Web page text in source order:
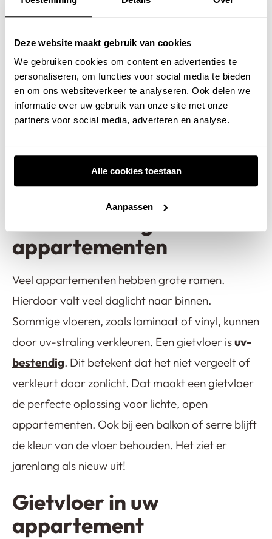
Deze website maakt gebruik van cookies
We gebruiken cookies om content en advertenties te
personaliseren, om functies voor social media te bieden
en om ons websiteverkeer te analyseren. Ook delen we
informatie over uw gebruik van onze site met onze
partners voor social media, adverteren en analyse.
Alle cookies toestaan
Aanpassen
heeft al die tijd plezier van onze gietvloer. Het is
een extreem sterke vloer. Dat komt door het
materiaal:lavasteen. Dat is krasvast en bestand
tegen intensief gebruik. Hierdoor blijft de vloer
jarenlang mooi, zonder dat het slijt of
beschadigt. Dit is een groot voordeel in een
appartement, maar eigenlijk voor elk type
#5 Uv-bestendig: ideaal
appartementen
Veel appartementen hebben grote ramen.
Hierdoor valt veel daglicht naar binnen.
Sommige vloeren, zoals laminaat of vinyl, kunnen
door uv-straling verkleuren. Een gietvloer isuv-
bestendig. Dit betekent dat het niet vergeelt of
verkleurt door zonlicht. Dat maakt een gietvloer
de perfecte oplossing voor lichte, open
appartementen. Ook bij een balkon of serre blijft
de kleur van de vloer behouden. Het ziet er
jarenlang als nieuw uit!
Gietvloer in uw
appartement